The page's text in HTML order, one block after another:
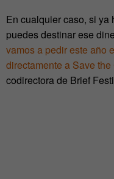
En cualquier caso, si ya
puedes destinar ese
vamos a pedir este año
directamente a Save
codirectora de Brief